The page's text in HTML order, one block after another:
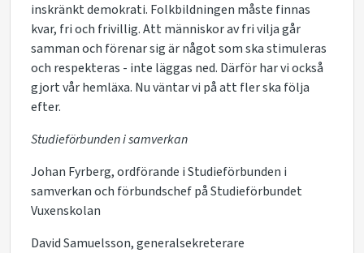
inskränkt demokrati. Folkbildningen måste finnas
kvar, fri och frivillig. Att människor av fri vilja går
samman och förenar sig är något som ska stimuleras
och respekteras - inte läggas ned. Därför har vi också
gjort vår hemläxa. Nu väntar vi på att fler ska följa
efter.
Studieförbunden i samverkan
Johan Fyrberg, ordförande i Studieförbunden i
samverkan och förbundschef på Studieförbundet
Vuxenskolan
David Samuelsson, generalsekreterare